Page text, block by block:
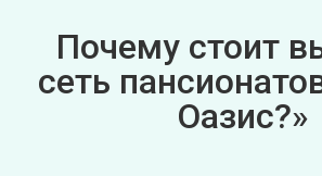
Почему стоит
сеть
Оазис?»